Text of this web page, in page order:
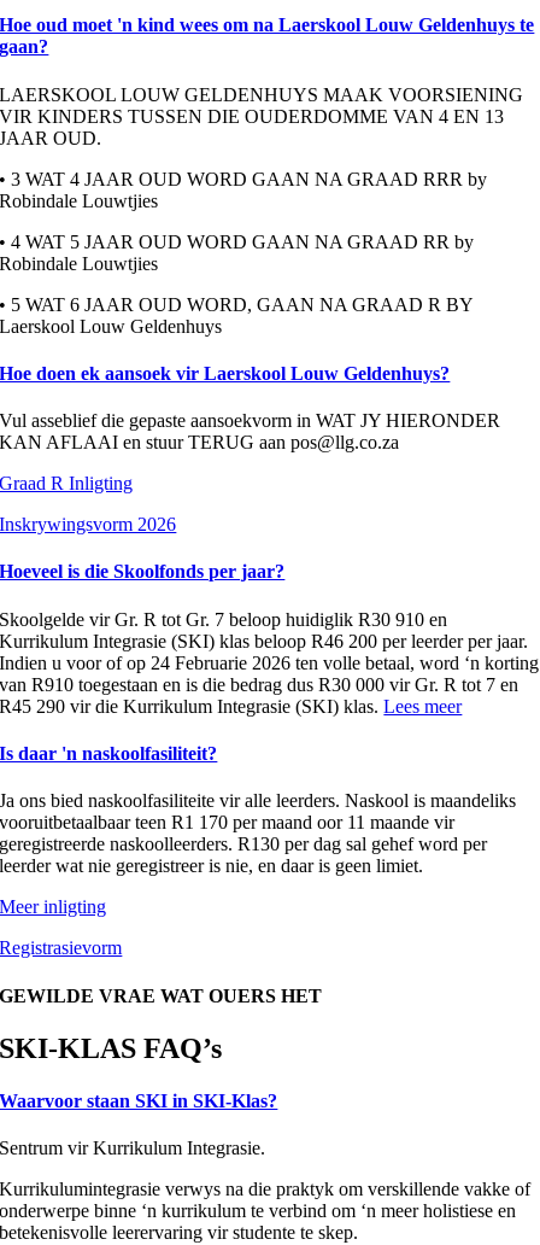
Hoe oud moet 'n kind wees om na Laerskool Louw Geldenhuys te
gaan?
LAERSKOOL LOUW GELDENHUYS MAAK VOORSIENING
VIR KINDERS TUSSEN DIE OUDERDOMME VAN 4 EN 13
JAAR OUD.
• 3 WAT 4 JAAR OUD WORD GAAN NA GRAAD RRR by
Robindale Louwtjies
• 4 WAT 5 JAAR OUD WORD GAAN NA GRAAD RR by
Robindale Louwtjies
• 5 WAT 6 JAAR OUD WORD, GAAN NA GRAAD R BY
Laerskool Louw Geldenhuys
Hoe doen ek aansoek vir Laerskool Louw Geldenhuys?
Vul asseblief die gepaste aansoekvorm in WAT JY HIERONDER
KAN AFLAAI en stuur TERUG aan pos@llg.co.za
Graad R Inligting
Inskrywingsvorm 2026
Hoeveel is die Skoolfonds per jaar?
Skoolgelde vir Gr. R tot Gr. 7 beloop huidiglik R30 910 en
Kurrikulum Integrasie (SKI) klas beloop R46 200 per leerder per jaar.
Indien u voor of op 24 Februarie 2026 ten volle betaal, word ‘n korting
van R910 toegestaan en is die bedrag dus R30 000 vir Gr. R tot 7 en
R45 290 vir die Kurrikulum Integrasie (SKI) klas.Lees meer
Is daar 'n naskoolfasiliteit?
Ja ons bied naskoolfasiliteite vir alle leerders. Naskool is maandeliks
vooruitbetaalbaar teen R1 170 per maand oor 11 maande vir
geregistreerde naskoolleerders. R130 per dag sal gehef word per
leerder wat nie geregistreer is nie, en daar is geen limiet.
Meer inligting
Registrasievorm
GEWILDE VRAE WAT OUERS HET
SKI-KLAS FAQ’s
Waarvoor staan SKI in SKI-Klas?
Sentrum vir Kurrikulum Integrasie.
Kurrikulumintegrasie verwys na die praktyk om verskillende vakke of
onderwerpe binne ‘n kurrikulum te verbind om ‘n meer holistiese en
betekenisvolle leerervaring vir studente te skep.